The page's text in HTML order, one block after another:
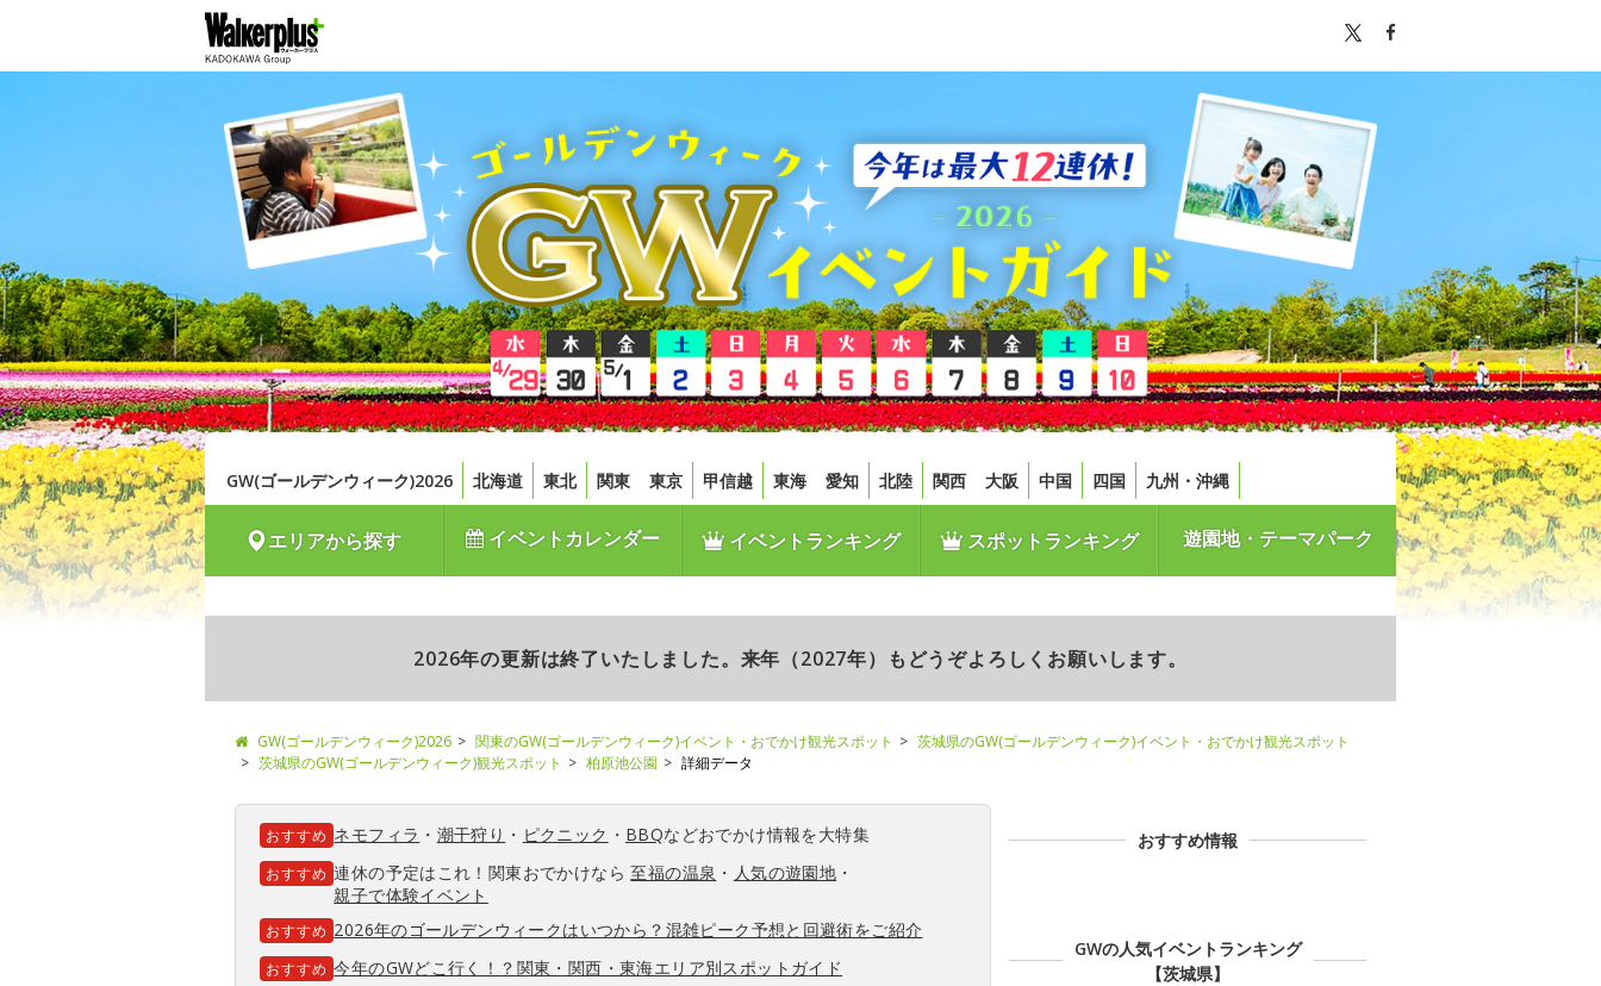
GW(ゴールデンウィーク)2026 北海道 東北 関東 東京 甲信越 東海 愛知 北陸 関西 大阪 中国 四国 九州・沖縄
エリアから探す イベントカレンダー イベントランキング スポットランキング 遊園地・テーマパーク
2026年の更新は終了いたしました。来年（2027年）もどうぞよろしくお願いします。
GW(ゴールデンウィーク)2026 関東のGW(ゴールデンウィーク)イベント・おでかけ観光スポット
茨城県のGW(ゴールデンウィーク)イベント・おでかけ観光スポット
茨城県のGW(ゴールデンウィーク)観光スポット
柏原池公園 詳細データ
おすすめ ネモフィラ ・ 潮干狩り ・ ピクニック ・ BBQなどおでかけ情報を大特集
おすすめ 連休の予定はこれ！関東おでかけなら至福の温泉 ・ 人気の遊園地 ・
親子で体験イベント
おすすめ 2026年のゴールデンウィークはいつから？混雑ピーク予想と回避術をご紹介
おすすめ 今年のGWどこ行く！？関東・関西・東海エリア別スポットガイド
おすすめ情報
GWの人気イベントランキング
【茨城県】